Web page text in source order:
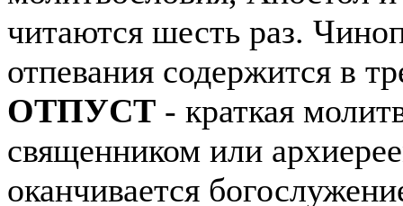
читаются шесть раз.
отпевания содержится в
ОТПУСТ - краткая
священником или
оканчивается